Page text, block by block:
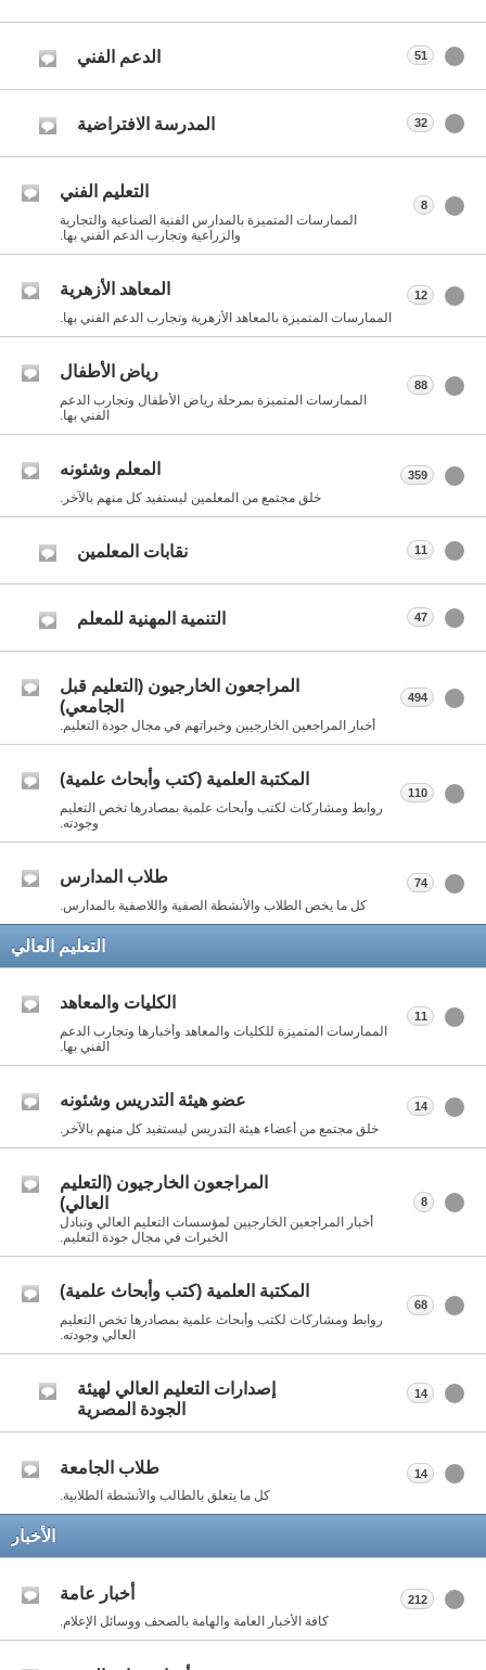
الدعم الفني 51
المدرسة الافتراضية 32
التعليم الفني
الممارسات المتميزة بالمدارس الفنية الصناعية والتجارية
والزراعية وتجارب الدعم الفني بها.
8
المعاهد الأزهرية
الممارسات المتميزة بالمعاهد الأزهرية وتجارب الدعم الفني بها.
12
رياض الأطفال
الممارسات المتميزة بمرحلة رياض الأطفال وتجارب الدعم
الفني بها.
88
المعلم وشئونه
خلق مجتمع من المعلمين ليستفيد كل منهم بالآخر.
359
نقابات المعلمين 11
التنمية المهنية للمعلم 47
المراجعون الخارجيون (التعليم قبل
الجامعي)
أخبار المراجعين الخارجيين وخبراتهم في مجال جودة التعليم.
494
المكتبة العلمية (كتب وأبحاث علمية)
روابط ومشاركات لكتب وأبحاث علمية بمصادرها تخص التعليم
وجودته.
110
طلاب المدارس
كل ما يخص الطلاب والأنشطة الصفية واللاصفية بالمدارس.
74
التعليم العالي
الكليات والمعاهد
الممارسات المتميزة للكليات والمعاهد وأخبارها وتجارب الدعم
الفني بها.
11
عضو هيئة التدريس وشئونه
خلق مجتمع من أعضاء هيئة التدريس ليستفيد كل منهم بالآخر.
14
المراجعون الخارجيون (التعليم
العالي)
أخبار المراجعين الخارجيين لمؤسسات التعليم العالي وتبادل
الخبرات في مجال جودة التعليم.
8
المكتبة العلمية (كتب وأبحاث علمية)
روابط ومشاركات لكتب وأبحاث علمية بمصادرها تخص التعليم
العالي وجودته.
68
إصدارات التعليم العالي لهيئة
الجودة المصرية
14
طلاب الجامعة
كل ما يتعلق بالطالب والأنشطة الطلابية.
14
الأخبار
أخبار عامة
كافة الأخبار العامة والهامة بالصحف ووسائل الإعلام.
212